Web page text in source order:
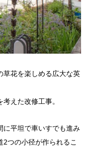
草花を楽しめる広大な英
えた改修工事。
に平坦で車いすでも進み
つの小径が作られるこ